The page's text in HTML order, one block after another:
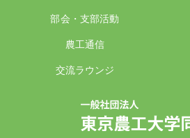
部会・支部活動
農工通信
交流ラウンジ